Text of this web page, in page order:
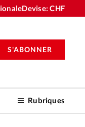
Devise:CHF
Rubriques
S'ABONNER